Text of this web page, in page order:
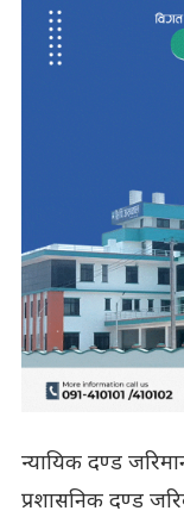
न्यायिक दण्ड
प्रशासनिक दण्ड